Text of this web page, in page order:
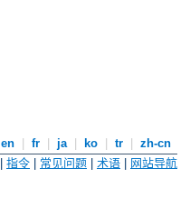
en fr ja ko tr
zh-cn
指令 常见问题 术语 网站导航